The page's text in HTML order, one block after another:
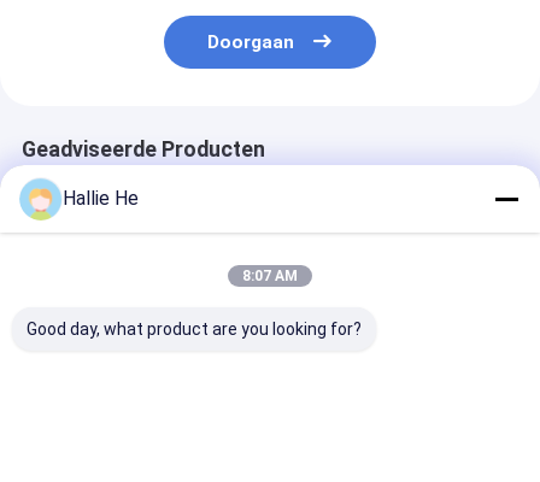
Doorgaan
Geadviseerde Producten
Hallie He
8:07 AM
Good day, what product are you looking for?